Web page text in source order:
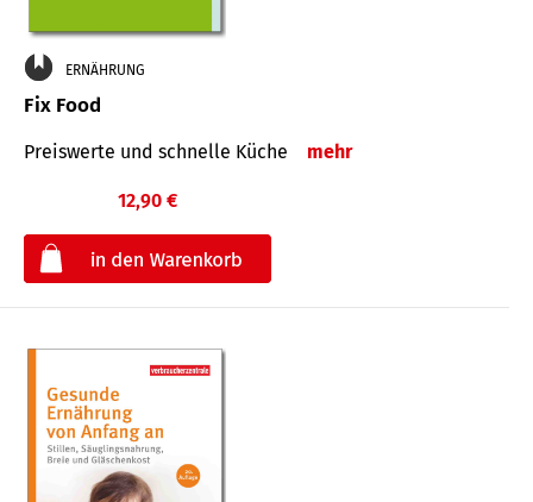
ERNÄHRUNG
Fix Food
Preiswerte und schnelle Küche mehr
12,90 €